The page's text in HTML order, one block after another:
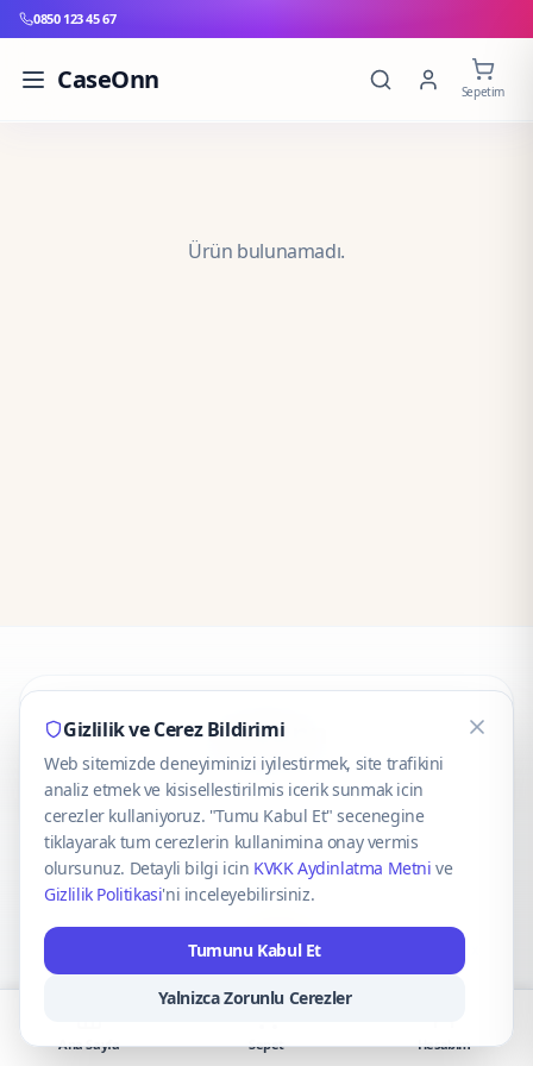
0850 123 45 67
CaseOnn Sepetim
Ürün bulunamadı.
CaseOnn
© 2025 CaseOnn. Tüm hakları saklıdır.
VISA Mastercard
Gizlilik ve Cerez Bildirimi
Web sitemizde deneyiminizi iyilestirmek, site trafikini
analiz etmek ve kisisellestirilmis icerik sunmak icin
cerezler kullaniyoruz. "Tumu Kabul Et" secenegine
tiklayarak tum cerezlerin kullanimina onay vermis
olursunuz. Detayli bilgi icin KVKK Aydinlatma Metni ve
Gizlilik Politikasi'ni inceleyebilirsiniz.
Tumunu Kabul Et
Yalnizca Zorunlu Cerezler
Ana Sayfa Sepet Hesabım